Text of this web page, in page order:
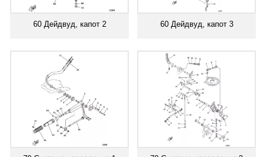
60 Дейдвуд, капот 2 60 Дейдвуд, капот 3